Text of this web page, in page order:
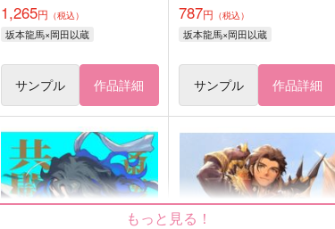
1,265円 （税込）
坂本龍馬×岡田以蔵
サンプル 作品詳細
787円 （税込）
坂本龍馬×岡田以蔵
サンプル 作品詳細
もっと見る！